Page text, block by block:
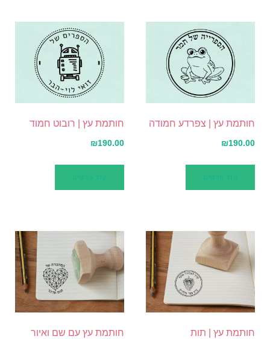
חותמת עץ | צפרדע חמודה
₪190.00
עוד פרטים
חותמת עץ | רובוט חמוד
₪190.00
עוד פרטים
חותמת עץ | תות חותמת עץ עם שם ואיור